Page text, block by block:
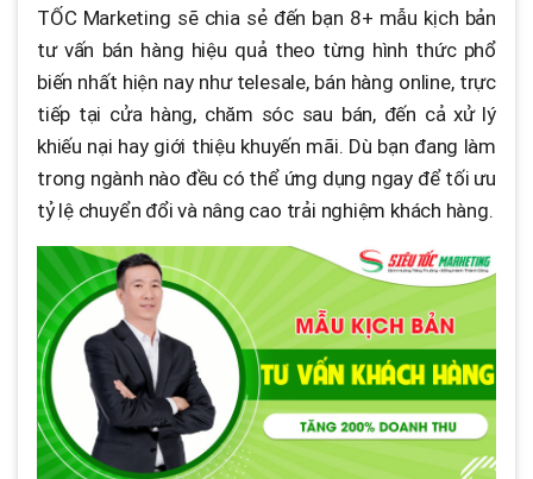
TỐC Marketing sẽ chia sẻ đến bạn 8+ mẫu kịch bản
tư vấn bán hàng hiệu quả theo từng hình thức phổ
biến nhất hiện nay như telesale, bán hàng online, trực
tiếp tại cửa hàng, chăm sóc sau bán, đến cả xử lý
khiếu nại hay giới thiệu khuyến mãi. Dù bạn đang làm
trong ngành nào đều có thể ứng dụng ngay để tối ưu
tỷ lệ chuyển đổi và nâng cao trải nghiệm khách hàng.